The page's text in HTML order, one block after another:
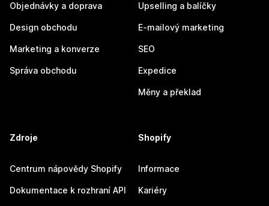
Objednávky a doprava
Design obchodu
Marketing a konverze
Správa obchodu
Upselling a balíčky
E-mailový marketing
SEO
Expedice
Měny a překlad
Zdroje
Centrum nápovědy Shopify
Dokumentace k rozhraní API
Shopify
Informace
Kariéry